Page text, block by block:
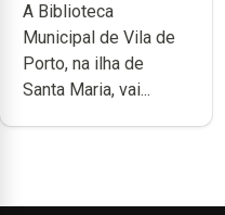
Biblioteca de Vila
do Porto
A Biblioteca
Municipal de Vila de
Porto, na ilha de
Santa Maria, vai...